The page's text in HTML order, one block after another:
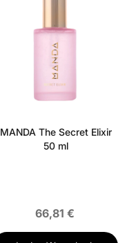
MANDA The Secret Elixir
50 ml
66,81 €